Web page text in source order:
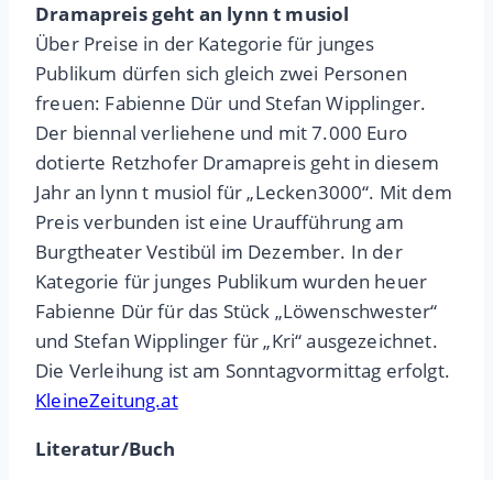
Dramapreis geht an lynn t musiol
Über Preise in der Kategorie für junges
Publikum dürfen sich gleich zwei Personen
freuen: Fabienne Dür und Stefan Wipplinger.
Der biennal verliehene und mit 7.000 Euro
dotierte Retzhofer Dramapreis geht in diesem
Jahr an lynn t musiol für „Lecken3000“. Mit dem
Preis verbunden ist eine Uraufführung am
Burgtheater Vestibül im Dezember. In der
Kategorie für junges Publikum wurden heuer
Fabienne Dür für das Stück „Löwenschwester“
und Stefan Wipplinger für „Kri“ ausgezeichnet.
Die Verleihung ist am Sonntagvormittag erfolgt.
KleineZeitung.at
Literatur/Buch